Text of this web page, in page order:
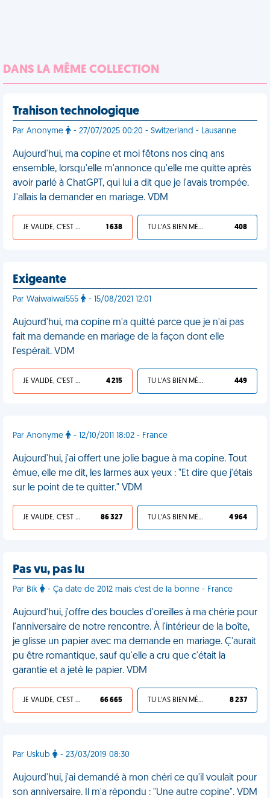
DANS LA MÊME COLLECTION
Trahison technologique
Par Anonyme - 27/07/2025 00:20 - Switzerland - Lausanne
Aujourd'hui, ma copine et moi fêtons nos cinq ans
ensemble, lorsqu'elle m'annonce qu'elle me quitte après
avoir parlé à ChatGPT, qui lui a dit que je l'avais trompée.
J'allais la demander en mariage. VDM
JE VALIDE, C'EST UNE VDM 1 638 TU L'AS BIEN MÉRITÉ 408
Exigeante
Par Waiwaiwai555 - 15/08/2021 12:01
Aujourd'hui, ma copine m'a quitté parce que je n'ai pas
fait ma demande en mariage de la façon dont elle
l'espérait. VDM
JE VALIDE, C'EST UNE VDM 4 215 TU L'AS BIEN MÉRITÉ 449
Par Anonyme - 12/10/2011 18:02 - France
Aujourd'hui, j'ai offert une jolie bague à ma copine. Tout
émue, elle me dit, les larmes aux yeux : "Et dire que j'étais
sur le point de te quitter." VDM
JE VALIDE, C'EST UNE VDM 86 327 TU L'AS BIEN MÉRITÉ 4 964
Pas vu, pas lu
Par Bik - Ça date de 2012 mais c'est de la bonne - France
Aujourd'hui, j'offre des boucles d'oreilles à ma chérie pour
l'anniversaire de notre rencontre. À l'intérieur de la boîte,
je glisse un papier avec ma demande en mariage. Ç'aurait
pu être romantique, sauf qu'elle a cru que c'était la
garantie et a jeté le papier. VDM
JE VALIDE, C'EST UNE VDM 66 665 TU L'AS BIEN MÉRITÉ 8 237
Par Uskub - 23/03/2019 08:30
Aujourd'hui, j'ai demandé à mon chéri ce qu'il voulait pour
son anniversaire. Il m'a répondu : "Une autre copine". VDM